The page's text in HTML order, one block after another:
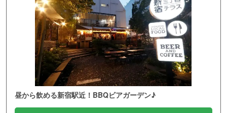
昼から飲める新宿駅近！BBQビアガーデン♪